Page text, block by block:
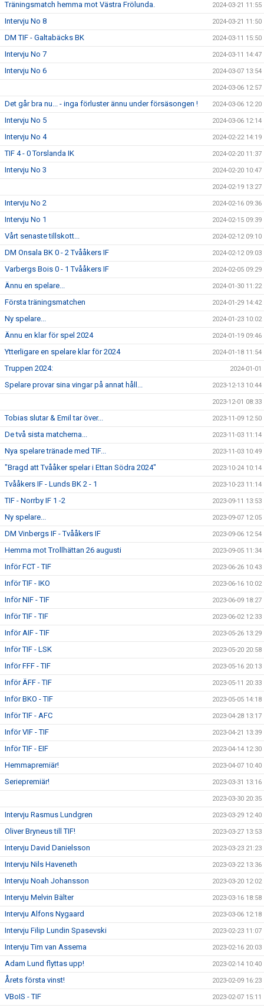
Träningsmatch hemma mot Västra Frölunda. 2024-03-21 11:55
Intervju No 8 2024-03-21 11:50
DM TIF - Galtabäcks BK 2024-03-11 15:50
Intervju No 7 2024-03-11 14:47
Intervju No 6 2024-03-07 13:54
2024-03-06 12:57
Det går bra nu... - inga förluster ännu under försäsongen ! 2024-03-06 12:20
Intervju No 5 2024-03-06 12:14
Intervju No 4 2024-02-22 14:19
TIF 4 - 0 Torslanda IK 2024-02-20 11:37
Intervju No 3 2024-02-20 10:47
2024-02-19 13:27
Intervju No 2 2024-02-16 09:36
Intervju No 1 2024-02-15 09:39
Vårt senaste tillskott... 2024-02-12 09:10
DM Onsala BK 0 - 2 Tvååkers IF 2024-02-12 09:03
Varbergs Bois 0 - 1 Tvååkers IF 2024-02-05 09:29
Ännu en spelare... 2024-01-30 11:22
Första träningsmatchen 2024-01-29 14:42
Ny spelare... 2024-01-23 10:02
Ännu en klar för spel 2024 2024-01-19 09:46
Ytterligare en spelare klar för 2024 2024-01-18 11:54
Truppen 2024: 2024-01-01
Spelare provar sina vingar på annat håll... 2023-12-13 10:44
2023-12-01 08:33
Tobias slutar & Emil tar över... 2023-11-09 12:50
De två sista matcherna... 2023-11-03 11:14
Nya spelare tränade med TIF... 2023-11-03 10:49
"Bragd att Tvååker spelar i Ettan Södra 2024" 2023-10-24 10:14
Tvååkers IF - Lunds BK 2 - 1 2023-10-23 11:14
TIF - Norrby IF 1 -2 2023-09-11 13:53
Ny spelare... 2023-09-07 12:05
DM Vinbergs IF - Tvååkers IF 2023-09-06 12:54
Hemma mot Trollhättan 26 augusti 2023-09-05 11:34
Inför FCT - TIF 2023-06-26 10:43
Inför TIF - IKO 2023-06-16 10:02
Inför NIF - TIF 2023-06-09 18:27
Inför TIF - TIF 2023-06-02 12:33
Inför AIF - TIF 2023-05-26 13:29
Inför TIF - LSK 2023-05-20 20:58
Inför FFF - TIF 2023-05-16 20:13
Inför ÄFF - TIF 2023-05-11 20:33
Inför BKO - TIF 2023-05-05 14:18
Inför TIF - AFC 2023-04-28 13:17
Inför VIF - TIF 2023-04-21 13:39
Inför TIF - EIF 2023-04-14 12:30
Hemmapremiär! 2023-04-07 10:40
Seriepremiär! 2023-03-31 13:16
2023-03-30 20:35
Intervju Rasmus Lundgren 2023-03-29 12:40
Oliver Bryneus till TIF! 2023-03-27 13:53
Intervju David Danielsson 2023-03-23 21:23
Intervju Nils Haveneth 2023-03-22 13:36
Intervju Noah Johansson 2023-03-20 12:02
Intervju Melvin Bälter 2023-03-16 18:58
Intervju Alfons Nygaard 2023-03-06 12:18
Intervju Filip Lundin Spasevski 2023-02-23 11:07
Intervju Tim van Assema 2023-02-16 20:03
Adam Lund flyttas upp! 2023-02-14 10:40
Årets första vinst! 2023-02-09 16:23
VBoIS - TIF 2023-02-07 15:11